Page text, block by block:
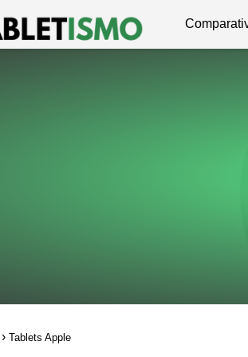
Tablets Apple